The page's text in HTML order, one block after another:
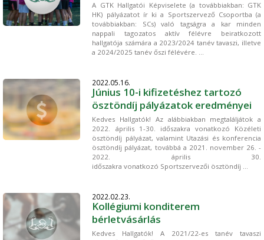
A GTK Hallgatói Képviselete (a továbbiakban: GTK
HK) pályázatot ír ki a Sportszervező Csoportba (a
továbbiakban: SCs) való tagságra a kar minden
nappali tagozatos aktív félévre beiratkozott
hallgatója számára a 2023/2024 tanév tavaszi, illetve
a 2024/2025 tanév őszi félévére. ...
2022.05.16.
Június 10-i kifizetéshez tartozó
ösztöndíj pályázatok eredményei
Kedves Hallgatók! Az alábbiakban megtaláljátok a
2022. április 1-30. időszakra vonatkozó Közéleti
ösztöndíj pályázat, valamint Utazási és konferencia
ösztöndíj pályázat, továbbá a 2021. november 26. -
2022. április 30.
időszakra vonatkozó Sportszervezői ösztöndíj ...
2022.02.23.
Kollégiumi konditerem
bérletvásárlás
Kedves Hallgatók! A 2021/22-es tanév tavaszi